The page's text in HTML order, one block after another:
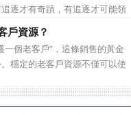
逐才有奇蹟，有追逐才可能領
歲月輪迴中，禮品這個年輕而
又一批的優秀企業，成就了一
因為不斷追逐而表現出的那份
戶資源？
一個老客戶”，這條銷售的黃金
穩定的老客戶資源不僅可以使
並鞏固現有顧客的基礎上不斷
額越來越多，銷售業績越來越